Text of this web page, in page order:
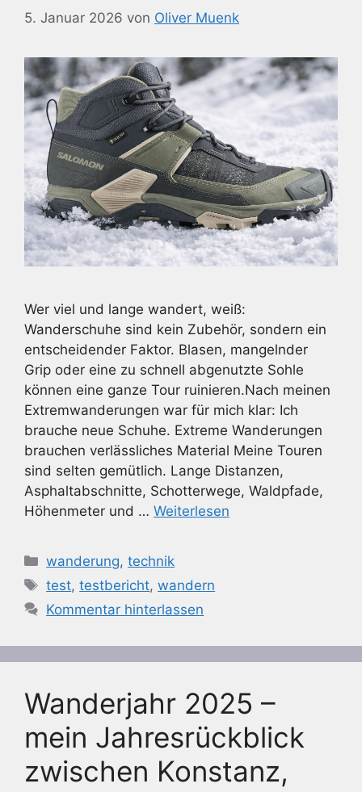
5. Januar 2026 von Oliver Muenk
Wer viel und lange wandert, weiß:
Wanderschuhe sind kein Zubehör, sondern ein
entscheidender Faktor. Blasen, mangelnder
Grip oder eine zu schnell abgenutzte Sohle
können eine ganze Tour ruinieren.Nach meinen
Extremwanderungen war für mich klar: Ich
brauche neue Schuhe. Extreme Wanderungen
brauchen verlässliches Material Meine Touren
sind selten gemütlich. Lange Distanzen,
Asphaltabschnitte, Schotterwege, Waldpfade,
Höhenmeter und … Weiterlesen
Kategorien
wanderung,technik
Schlagwörter
test,testbericht,wandern
Kommentar hinterlassen
Wanderjahr 2025 –
mein Jahresrückblick
zwischen Konstanz,